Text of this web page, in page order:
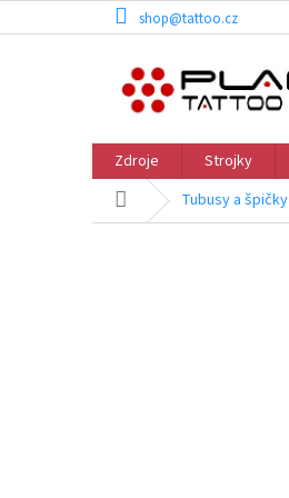
na
shop@tattoo.cz
Zdroje Strojky
Domů Tubusy a špičky